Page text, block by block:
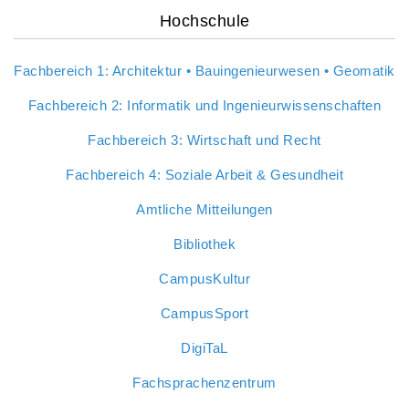
Hochschule
Fachbereich 1: Architektur • Bauingenieurwesen • Geomatik
Fachbereich 2: Informatik und Ingenieurwissenschaften
Fachbereich 3: Wirtschaft und Recht
Fachbereich 4: Soziale Arbeit & Gesundheit
Amtliche Mitteilungen
Bibliothek
CampusKultur
CampusSport
DigiTaL
Fachsprachenzentrum